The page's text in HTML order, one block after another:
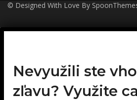
© Designed With Love By
Nevyužili ste
zľavu? Využite